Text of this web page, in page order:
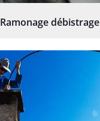
Ramonage débistrage